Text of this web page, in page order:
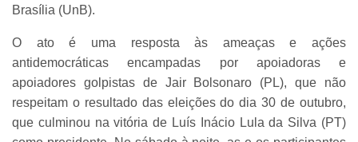
Brasília (UnB).
O ato é uma resposta às ameaças e ações
antidemocráticas encampadas por apoiadoras e
apoiadores golpistas de Jair Bolsonaro (PL), que não
respeitam o resultado das eleições do dia 30 de outubro,
que culminou na vitória de Luís Inácio Lula da Silva (PT)